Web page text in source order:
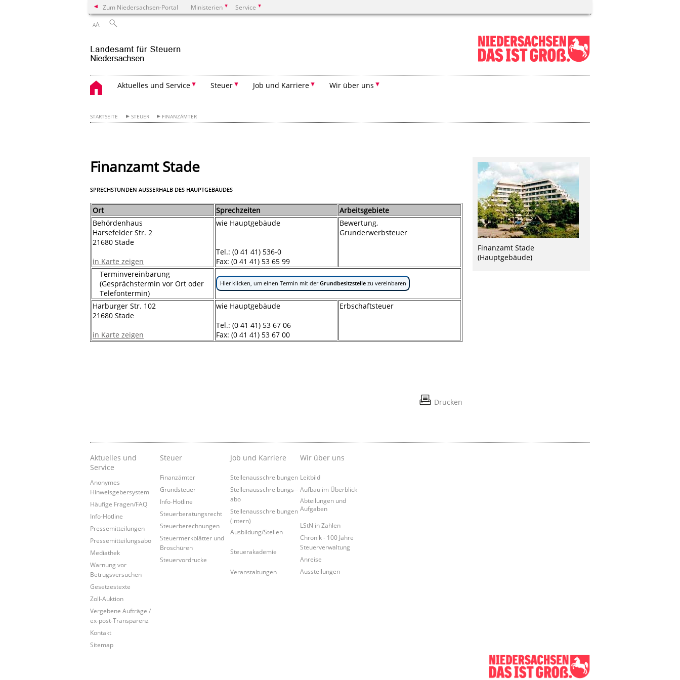
Zum Niedersachsen-Portal Ministerien Service
AA
Aktuelles und Service Steuer Job und Karriere Wir über uns
STARTSEITE STEUER FINANZÄMTER
Finanzamt Stade
SPRECHSTUNDEN AUSSERHALB DES HAUPTGEBÄUDES
Ort Sprechzeiten
Arbeitsgebiete
Behördenhaus
Harsefelder Str. 2
21680 Stade
in Karte zeigen
wie Hauptgebäude
Tel.: (0 41 41) 536-0
Fax: (0 41 41) 53 65 99
Bewertung,
Grunderwerbsteuer
Terminvereinbarung
(Gesprächstermin vor Ort oder
Telefontermin)
Hier klicken, um einen Termin mit derGrundbesitzstellezu vereinbaren
Harburger Str. 102
21680 Stade
in Karte zeigen
wie Hauptgebäude
Tel.: (0 41 41) 53 67 06
Fax: (0 41 41) 53 67 00
Erbschaftsteuer
Drucken
Finanzamt Stade
(Hauptgebäude)
Aktuelles und
Service
Anonymes
Hinweisgebersystem
Häufige Fragen/FAQ
Info-Hotline
Pressemitteilungen
Pressemitteilungsabo
Mediathek
Warnung vor
Betrugsversuchen
Gesetzestexte
Zoll-Auktion
Vergebene Aufträge /
ex-post-Transparenz
Kontakt
Sitemap
Steuer
Finanzämter
Grundsteuer
Info-Hotline
Steuerberatungsrecht
Steuerberechnungen
Steuermerkblätter und
Broschüren
Steuervordrucke
Job und Karriere
Stellenausschreibungen
Stellenausschreibungs-­
abo
Stellenausschreibungen
(intern)
Ausbildung/Stellen
Steuerakademie
Veranstaltungen
Wir über uns
Leitbild
Aufbau im Überblick
Abteilungen und
Aufgaben
LStN in Zahlen
Chronik - 100 Jahre
Steuerverwaltung
Anreise
Ausstellungen